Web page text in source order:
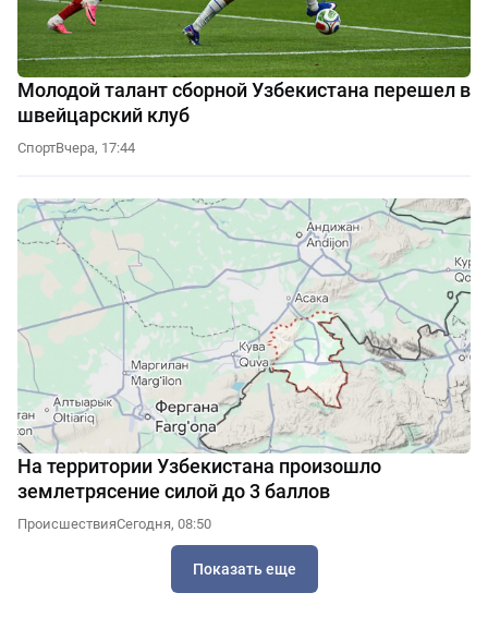
Молодой талант сборной Узбекистана перешел в
швейцарский клуб
СпортВчера, 17:44
На территории Узбекистана произошло
землетрясение силой до 3 баллов
ПроисшествияСегодня, 08:50
Показать еще